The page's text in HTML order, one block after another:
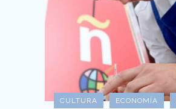
CULTURA ECONOMÍA